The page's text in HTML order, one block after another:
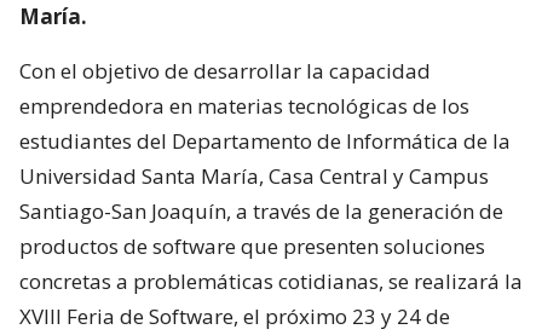
María.
Con el objetivo de desarrollar la capacidad
emprendedora en materias tecnológicas de los
estudiantes del Departamento de Informática de la
Universidad Santa María, Casa Central y Campus
Santiago-San Joaquín, a través de la generación de
productos de software que presenten soluciones
concretas a problemáticas cotidianas, se realizará la
XVIII Feria de Software, el próximo 23 y 24 de